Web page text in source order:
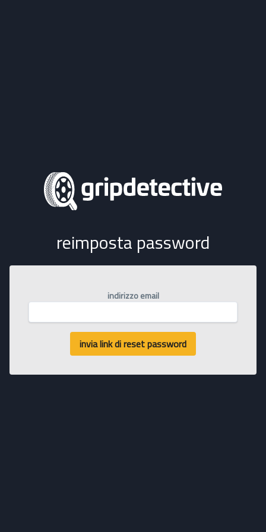
reimposta password
indirizzo email
invia link di reset password